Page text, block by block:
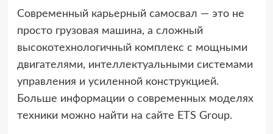
Современный карьерный самосвал — это не
просто грузовая машина, а сложный
высокотехнологичный комплекс с мощными
двигателями, интеллектуальными системами
управления и усиленной конструкцией.
Больше информации о современных моделях
техники можно найти на сайте ETS Group.